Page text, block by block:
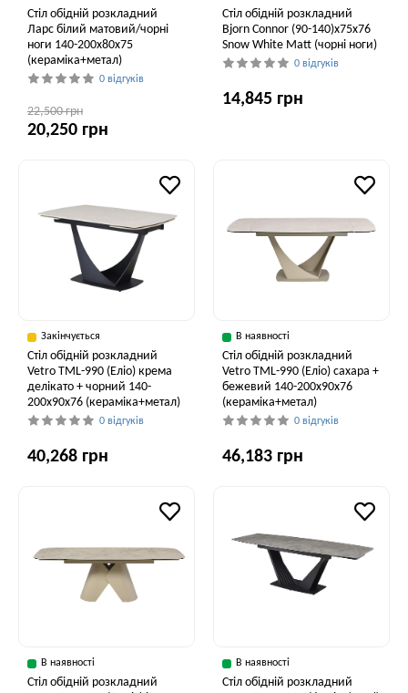
Стіл обідній розкладний
Ларс білий матовий/чорні
ноги 140-200x80x75
(кераміка+метал)
0 відгуків
22,500 грн
20,250 грн
Стіл обідній розкладний
Bjorn Connor (90-140)х75х76
Snow White Matt (чорні ноги)
0 відгуків
14,845 грн
Закінчується
Стіл обідній розкладний
Vetro TML-990 (Еліо) крема
делікато + чорний 140-
200x90x76 (кераміка+метал)
0 відгуків
40,268 грн
В наявності
Стіл обідній розкладний
Vetro ТМL-990 (Еліо) сахара +
бежевий 140-200x90x76
(кераміка+метал)
0 відгуків
46,183 грн
В наявності
Стіл обідній розкладний
В наявності
Стіл обідній розкладний